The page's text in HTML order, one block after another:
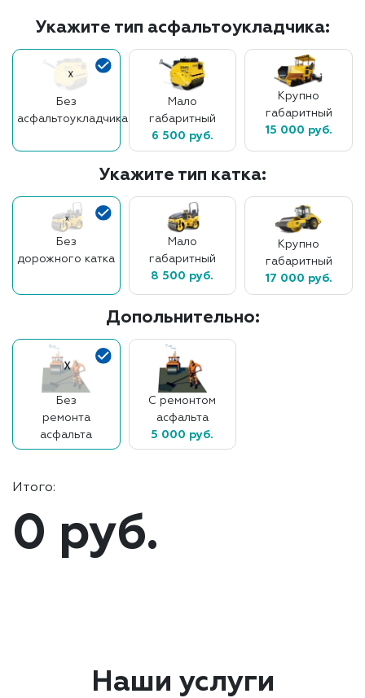
Укажите тип асфальтоукладчика:
Без
асфальтоукладчика
Мало
габаритный
6 500 руб.
Крупно
габаритный
15 000 руб.
Укажите тип катка:
Без
дорожного катка
Мало
габаритный
8 500 руб.
Крупно
габаритный
17 000 руб.
Допольнительно:
Без
ремонта
асфальта
С ремонтом
асфальта
5 000 руб.
Итого:
0 руб.
Наши услуги